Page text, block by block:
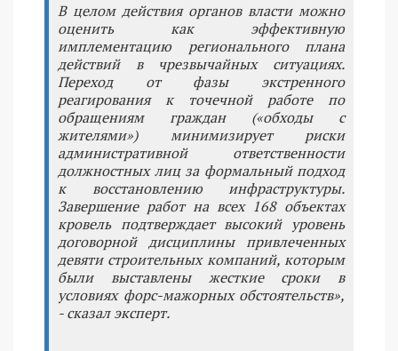
В целом действия органов власти можно
оценить как эффективную
имплементацию регионального плана
действий в чрезвычайных ситуациях.
Переход от фазы экстренного
реагирования к точечной работе по
обращениям граждан («обходы с
жителями») минимизирует риски
административной ответственности
должностных лиц за формальный подход
к восстановлению инфраструктуры.
Завершение работ на всех 168 объектах
кровель подтверждает высокий уровень
договорной дисциплины привлеченных
девяти строительных компаний, которым
были выставлены жесткие сроки в
условиях форс-мажорных обстоятельств»,
- сказал эксперт.